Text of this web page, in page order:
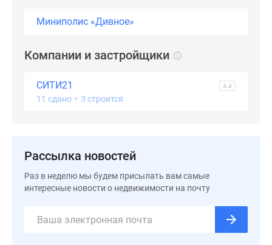
Миниполис «Дивное»
Компании и застройщики
СИТИ21 4.4
11 сдано • 3 строится
Рассылка новостей
Раз в неделю мы будем присылать вам самые
интересные новости о недвижимости на почту